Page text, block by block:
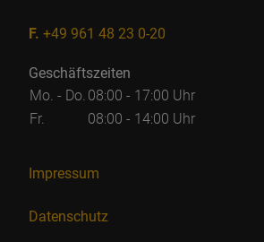
F. +49 961 48 23 0-20
Geschäftszeiten
Mo. - Do. 08:00 - 17:00 Uhr
Fr.
08:00 - 14:00 Uhr
Impressum
Datenschutz